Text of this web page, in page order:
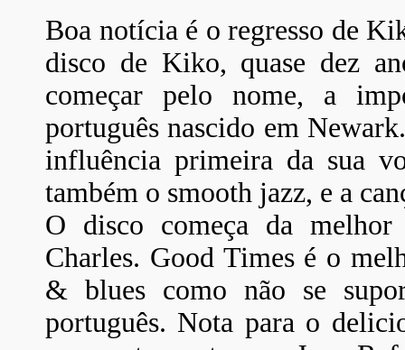
Boa notícia é o regresso de
disco de Kiko, quase dez
começar pelo nome, a
português nascido em
influência primeira da sua
também o smooth jazz, e a
O disco começa da
Charles. Good Times é o
& blues como não se
português. Nota para o